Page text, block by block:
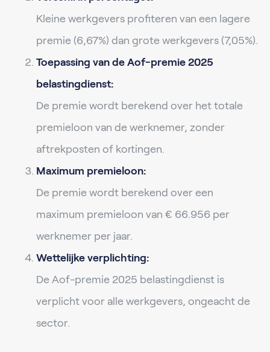
Kleine werkgevers profiteren van een lagere
premie (6,67%) dan grote werkgevers (7,05%).
Toepassing van de Aof-premie 2025
belastingdienst:
De premie wordt berekend over het totale
premieloon van de werknemer, zonder
aftrekposten of kortingen.
Maximum premieloon:
De premie wordt berekend over een
maximum premieloon van € 66.956 per
werknemer per jaar.
Wettelijke verplichting:
De Aof-premie 2025 belastingdienst is
verplicht voor alle werkgevers, ongeacht de
sector.